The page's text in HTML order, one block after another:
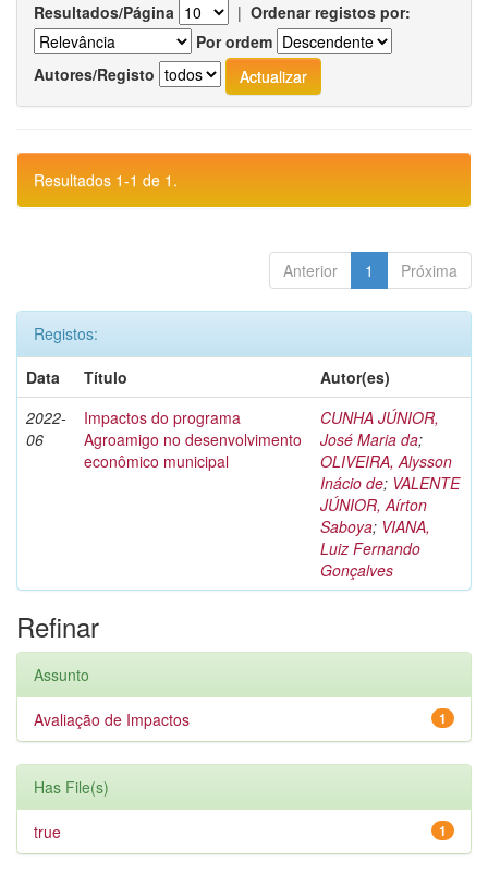
Resultados/Página | Ordenar registos por:
Por ordem
Autores/Registo
Resultados 1-1 de 1.
Anterior 1 Próxima
Registos:
Data
Título
Autor(es)
2022-
06
Impactos do programa
Agroamigo no desenvolvimento
econômico municipal
CUNHA JÚNIOR,
José Maria da;
OLIVEIRA, Alysson
Inácio de; VALENTE
JÚNIOR, Aírton
Saboya; VIANA,
Luiz Fernando
Gonçalves
Refinar
Assunto
1
Avaliação de Impactos
Has File(s)
1
true